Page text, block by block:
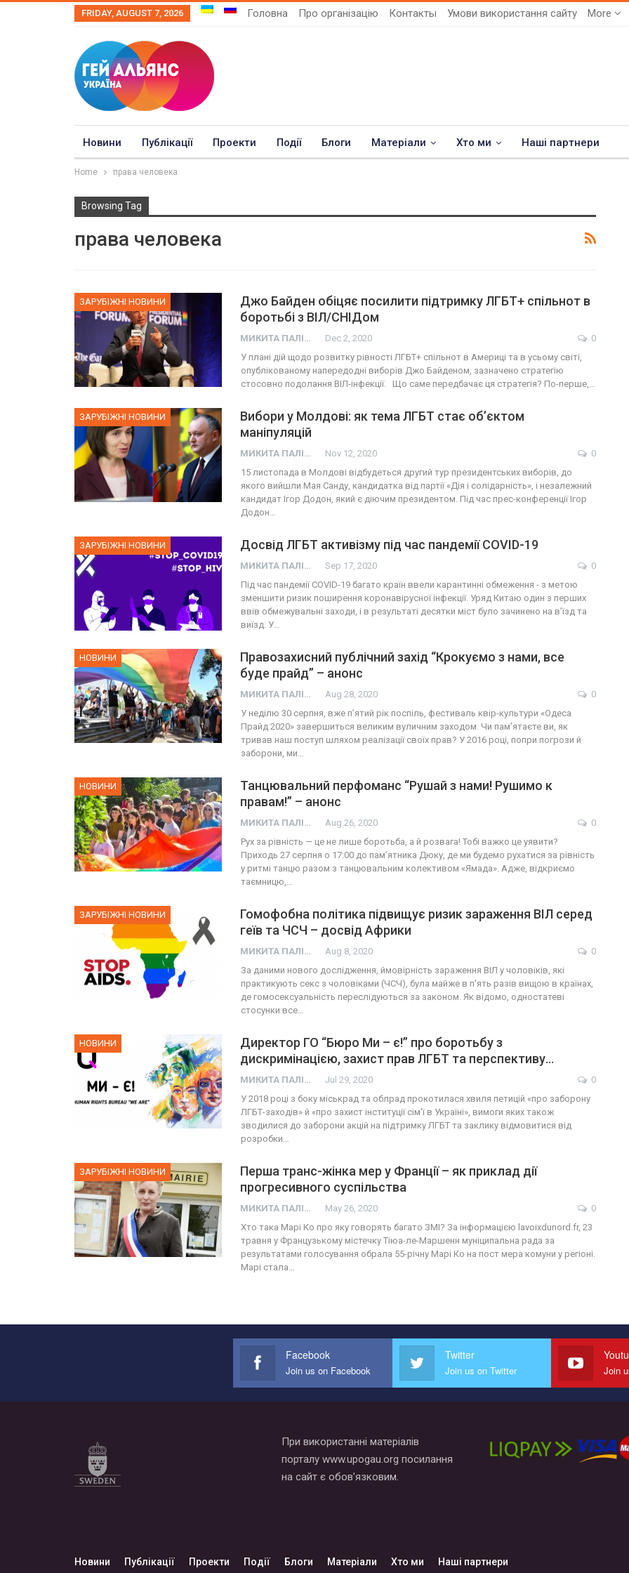
FRIDAY, AUGUST 7, 2026 Головна Про організацію Контакты Умови використання сайту More
Новини Публікації Проекти Події Блоги Матеріали Хто ми Наші партнери
Home права человека
Browsing Tag
права человека
ЗАРУБІЖНІ НОВИНИ
Джо Байден обіцяє посилити підтримку ЛГБТ+ спільнот в
боротьбі з ВІЛ/СНІДом
МИКИТА ПАЛІЙ Dec 2, 2020
0
У плані дій щодо розвитку рівності ЛГБТ+ спільнот в Америці та в усьому світі,
опублікованому напередодні виборів Джо Байденом, зазначено стратегію
стосовно подолання ВІЛ-інфекції. Що саме передбачає ця стратегія? По-перше,…
ЗАРУБІЖНІ НОВИНИ
Вибори у Молдові: як тема ЛГБТ стає об’єктом
маніпуляцій
МИКИТА ПАЛІЙ Nov 12, 2020
0
15 листопада в Молдові відбудеться другий тур президентських виборів, до
якого вийшли Мая Санду, кандидатка від партії «Дія і солідарність», і незалежний
кандидат Ігор Додон, який є діючим президентом. Під час прес-конференції Ігор
Додон…
ЗАРУБІЖНІ НОВИНИ Досвід ЛГБТ активізму під час пандемії СOVID-19
МИКИТА ПАЛІЙ Sep 17, 2020
0
Під час пандемії СOVID-19 багато країн ввели карантинні обмеження - з метою
зменшити ризик поширення коронавірусної інфекції. Уряд Китаю один з перших
ввів обмежувальні заходи, і в результаті десятки міст було зачинено на в’їзд та
виїзд. У…
НОВИНИ
Правозахисний публічний захід “Крокуємо з нами, все
буде прайд” – анонс
МИКИТА ПАЛІЙ Aug 28, 2020
0
У неділю 30 серпня, вже п’ятий рік поспіль, фестиваль квір-культури «Одеса
Прайд 2020» завершиться великим вуличним заходом. Чи пам’ятаєте ви, як
тривав наш поступ шляхом реалізації своїх прав? У 2016 році, попри погрози й
заборони, ми…
НОВИНИ
Танцювальний перфоманс “Рушай з нами! Рушимо к
правам!” – анонс
МИКИТА ПАЛІЙ Aug 26, 2020
0
Рух за рівність — це не лише боротьба, а й розвага! Тобі важко це уявити?
Приходь 27 серпня о 17:00 до пам’ятника Дюку, де ми будемо рухатися за рівність
у ритмі танцю разом з танцювальним колективом «Ямада». Адже, відкриємо
таємницю,…
ЗАРУБІЖНІ НОВИНИ
Гомофобна політика підвищує ризик зараження ВІЛ серед
геїв та ЧСЧ – досвід Африки
МИКИТА ПАЛІЙ Aug 8, 2020
0
За даними нового дослідження, ймовірність зараження ВІЛ у чоловіків, які
практикують секс з чоловіками (ЧСЧ), була майже в п'ять разів вищою в країнах,
де гомосексуальність переслідуються за законом. Як відомо, одностатеві
стосунки все…
НОВИНИ
Директор ГО “Бюро Ми – є!” про боротьбу з
дискримінацією, захист прав ЛГБТ та перспективу…
МИКИТА ПАЛІЙ Jul 29, 2020
0
У 2018 році з боку міськрад та облрад прокотилася хвиля петицій «про заборону
ЛГБТ-заходів» й «про захист інституції сім'ї в Україні», вимоги яких також
зводилися до заборони акцій на підтримку ЛГБТ та заклику відмовитися від
розробки…
ЗАРУБІЖНІ НОВИНИ
Перша транс-жінка мер у Франції – як приклад дії
прогресивного суспільства
МИКИТА ПАЛІЙ May 26, 2020
0
Хто така Марі Ко про яку говорять багато ЗМІ? За інформацією lavoixdunord.fr, 23
травня у Французькому містечку Тіюа-ле-Маршенн муніципальна рада за
результатами голосування обрала 55-річну Марі Ко на пост мера комуни у регіоні.
Марі стала…
Facebook
Join us on Facebook
Twitter
Join us on Twitter Join
При використанні матеріалів
порталу www.upogau.org посилання
на сайт є обов’язковим.
Новини Публікації Проекти Події Блоги Матеріали Хто ми Наші партнери